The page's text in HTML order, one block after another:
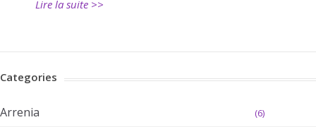
Lire la suite >>
Categories
Arrenia (6)